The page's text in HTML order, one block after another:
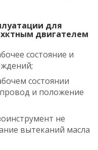
для
двигателем
состояние и
состоянии
и положение
не
вытеканий масла